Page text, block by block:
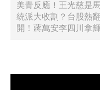
美青反應！王光慈是
統派大收割？台股熱
開！蔣萬安李四川拿